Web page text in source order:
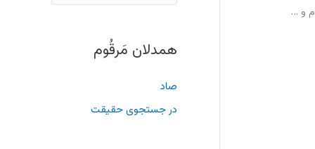
و …
همدلان مَرقُوم
صاد
در جستجوی حقیقت